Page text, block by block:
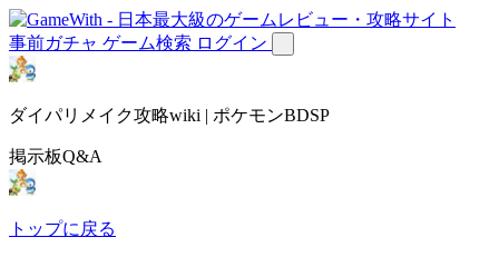
事前ガチャ ゲーム検索 ログイン
ダイパリメイク攻略wiki | ポケモンBDSP
掲示板Q&A
トップに戻る